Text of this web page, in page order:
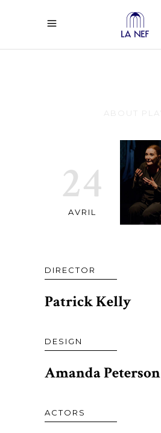
24
AVRIL
DIRECTOR
Patrick Kelly
DESIGN
Amanda Peterson
ACTORS